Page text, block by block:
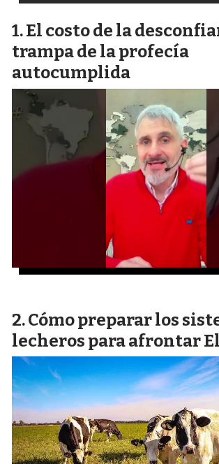
El costo de la
trampa de la profecía
autocumplida
Cómo preparar los
lecheros para afrontar